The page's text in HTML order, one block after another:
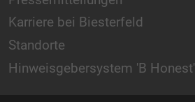
Karriere bei Biesterfeld
Standorte
Hinweisgebersystem 'B Honest'